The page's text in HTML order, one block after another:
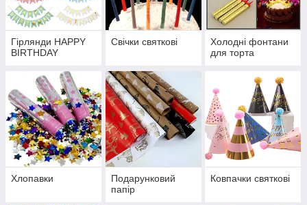
Гірлянди HAPPY
BIRTHDAY
Свічки святкові
Холодні фонтани
для торта
Хлопавки
Подарунковий
папір
Ковпачки святкові